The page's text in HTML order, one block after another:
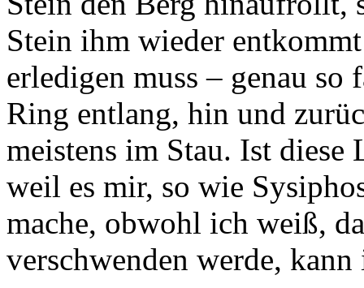
Stein ihm wieder
erledigen muss – genau so
Ring entlang, hin und
meistens im Stau. Ist diese
weil es mir, so wie
mache, obwohl ich weiß,
verschwenden werde,